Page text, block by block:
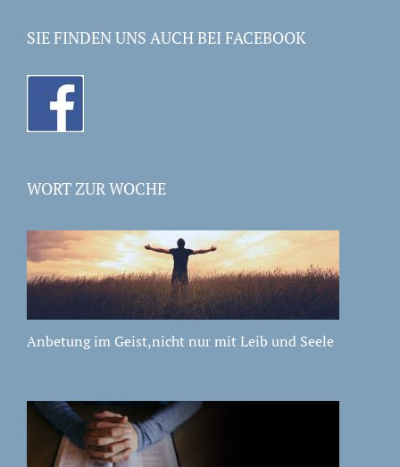
SIE FINDEN UNS AUCH BEI FACEBOOK
WORT ZUR WOCHE
Anbetung im Geist,nicht nur mit Leib und Seele